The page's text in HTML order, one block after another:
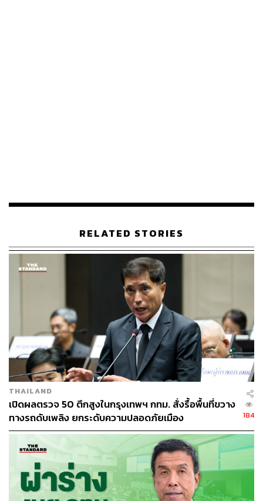
เพื่อให้การดำเนินงานเกิดผลสัมฤทธิ์อย่างเป็นรูปธรรม ผู้ว่า
ราชการกรุงเทพมหานครได้มอบหมายให้สำนักสิ่งแวดล้อม
บูรณาการการทำงานร่วมกับเครือข่ายรุกขกร ทำการ
รวบรวมข้อเสนอเชิงนโยบายและแนวทางปฏิบัติที่ชัดเจน
ภายในระยะเวลา 2 สัปดาห์ เพื่อนำไปสู่การกำหนดทิศทาง
การพัฒนางานด้านการดูแลต้นไม้ของ กทม. ในระยะต่อไป
“ต้นไม้คือหัวใจของเมือง การปลูกอย่างเดียวไม่พอ ต้องดูแล
ให้เติบโตอย่างแข็งแรงและยั่งยืน ขอให้ทุกคนช่วยกันเสนอ
แนวทาง พัฒนางาน และสร้างมาตรฐานร่วมกัน เพื่อให้
กรุงเทพฯ เป็นเมืองน่าอยู่มากขึ้น” ชัชชาติ กล่าวทิ้งท้าย
ทั้งนี้ การประชุมดังกล่าวได้รับเกียรติจากคณะผู้บริหารและผู้
ที่เกี่ยวข้องเข้าร่วมอย่างพร้อมเพรียง นำโดย พรพรหม วิกิต
เศรษฐ์ ที่ปรึกษาของผู้ว่าราชการกรุงเทพมหานครและผู้
บริหารด้านความยั่งยืน คณะผู้บริหารกรุงเทพมหานคร ผู้
บริหารสำนักสิ่งแวดล้อม ตัวแทนกลุ่มรุกขกร และเจ้าหน้าที่
จากหน่วยงานที่เกี่ยวข้อง
TAGS: กรุงเทพมหานคร รุกขกร
พื้นที่สีเขียว
RELATED STORIES
THAILAND
เปิดผลตรวจ 50 ตึกสูงในกรุงเทพฯ กทม. สั่งรื้อพื้นที่ขวาง
ทางรถดับเพลิง ยกระดับความปลอดภัยเมือง
184